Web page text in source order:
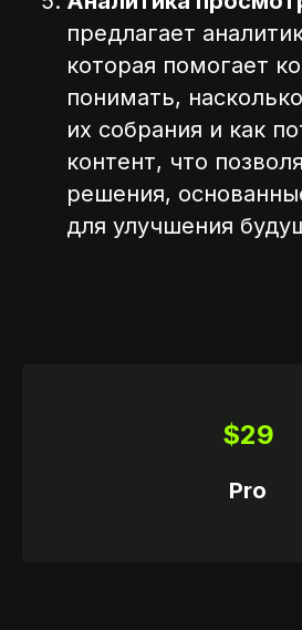
предлагает
которая помогает
понимать,
их собрания и как
контент, что
решения,
для улучшения
$29
Pro